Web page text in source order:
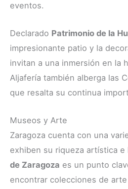
eventos.
Declarado Patrimonio de la
impresionante patio y la
invitan a una inmersión en la
Aljafería también alberga las
que resalta su continua
Museos y Arte
Zaragoza cuenta con una
exhiben su riqueza artística e
de Zaragoza es un punto
encontrar colecciones de